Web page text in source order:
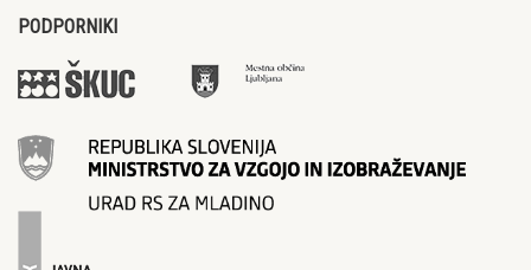
PODPORNIKI